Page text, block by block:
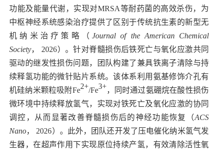
功能及能量代谢，实现对MRSA等耐药菌的高效杀伤，为
中枢神经系统感染治疗提供了区别于传统抗生素的新型无
机纳米治疗策略（ Journal of the American Chemical
Society， 2026）。针对脊髓损伤后铁死亡与氧化应激共同
驱动的继发性损伤问题，团队构建了兼具铁离子清除与持
续释氢功能的微针贴片系统。该体系利用氨基修饰介孔有
机硅纳米颗粒吸附Fe2+/Fe3+，同时通过氨硼烷在酸性损伤
微环境中持续释放氢气，实现对铁死亡及氧化应激的协同
调控，从而显著改善脊髓损伤后的神经功能恢复（ACS
Nano， 2026）。此外，团队还开发了压电催化纳米氢气发
生器，在超声作用下实现原位持续产氢，有效清除活性氧